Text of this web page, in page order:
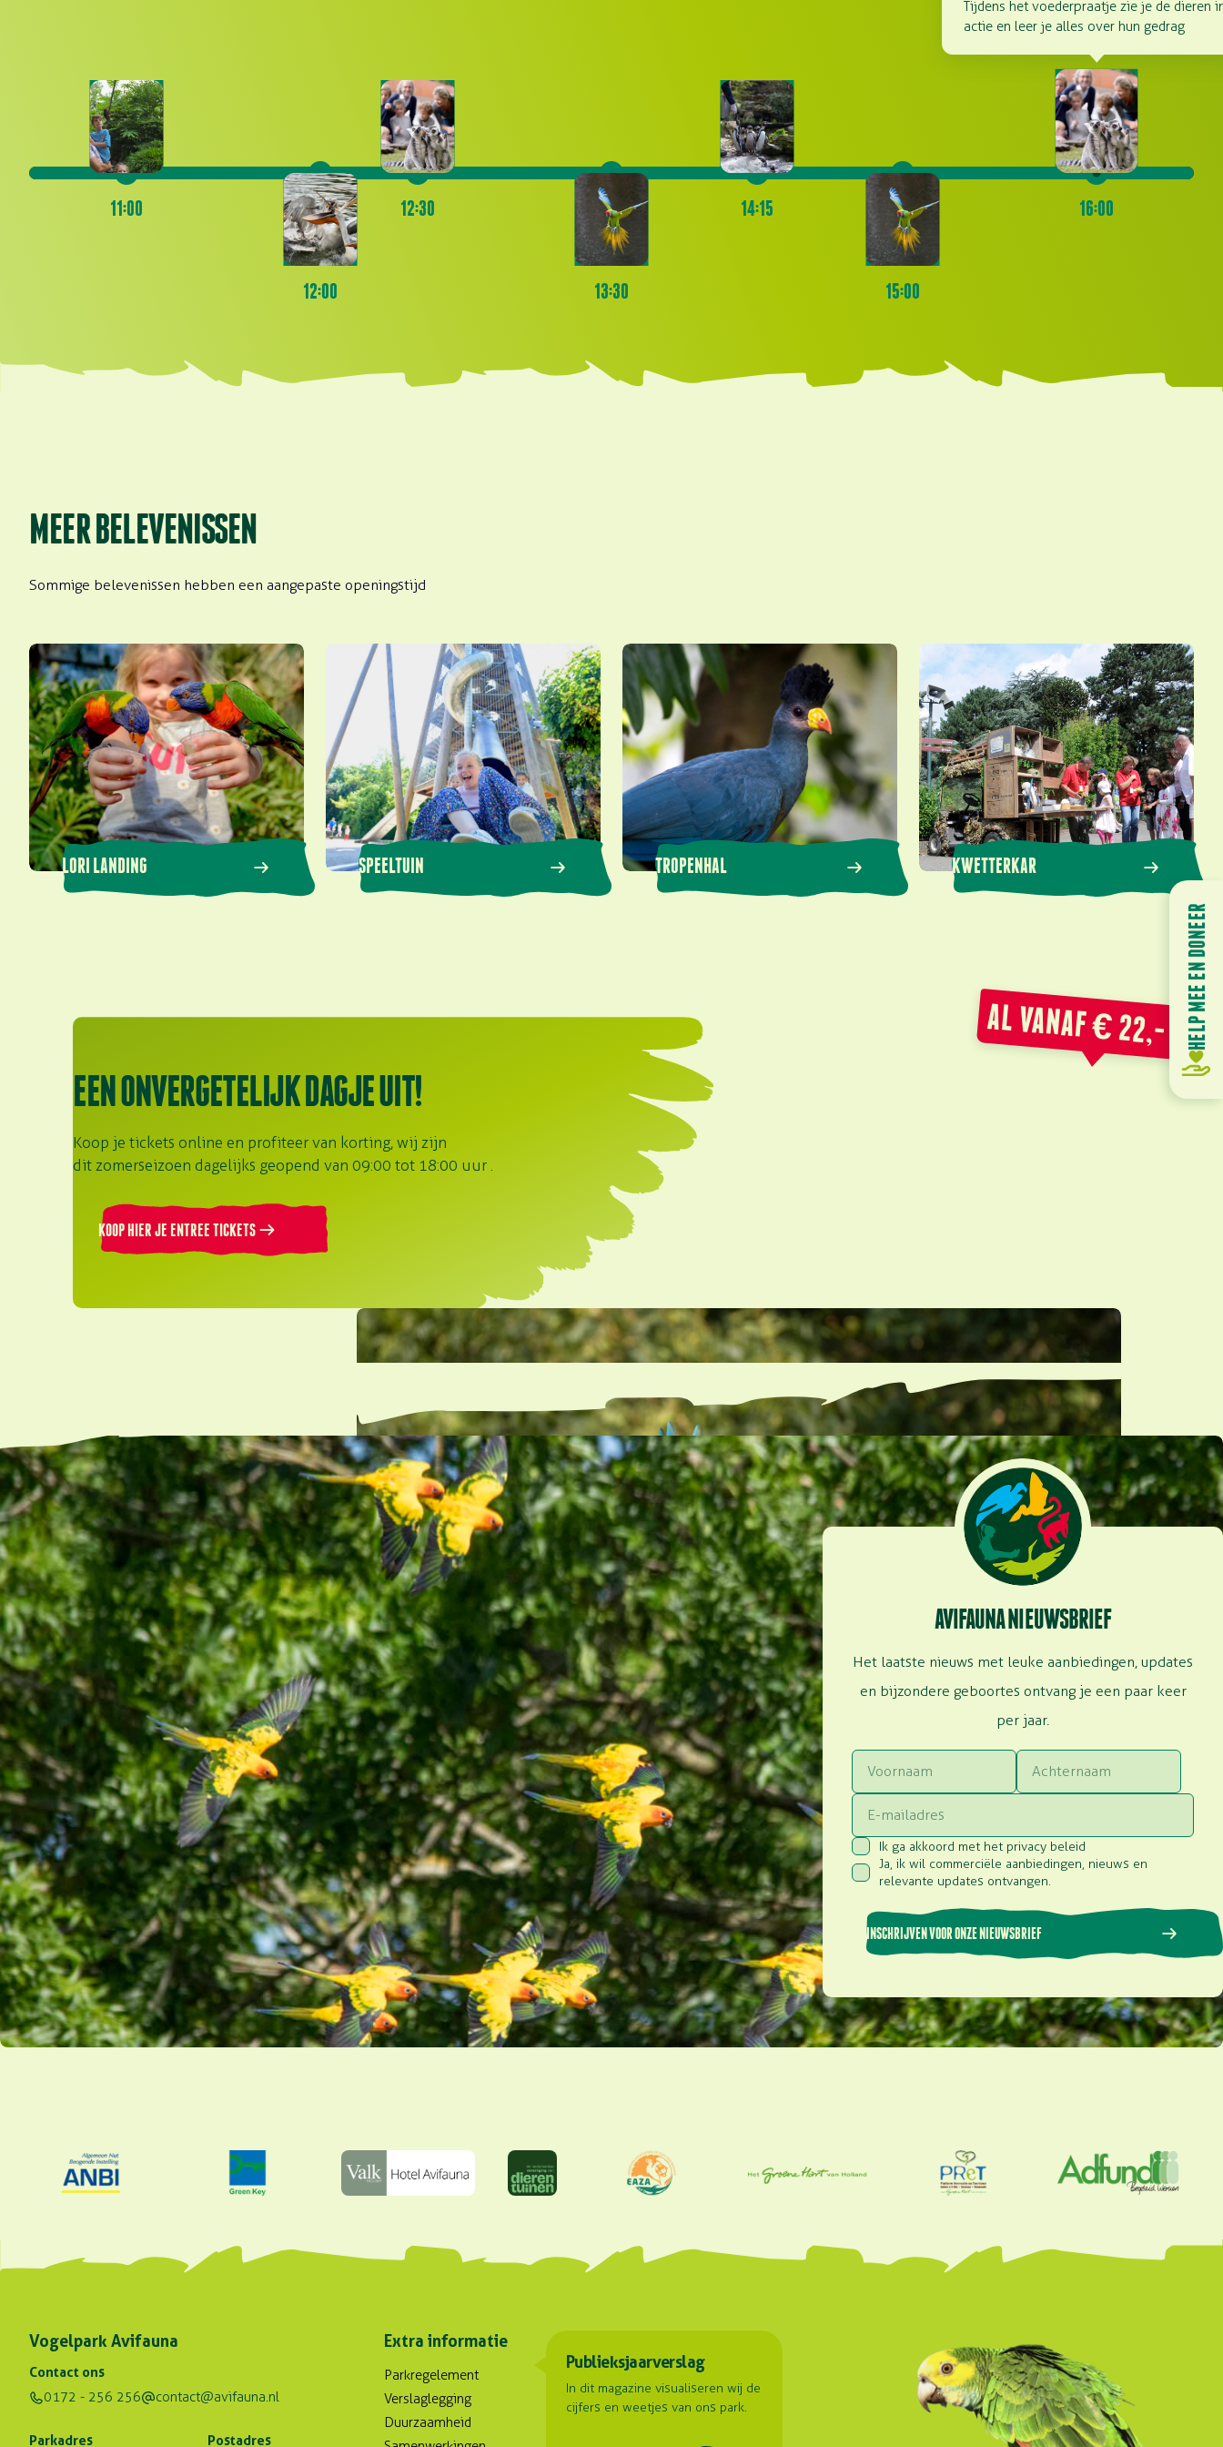
11:00
12:00
12:30
13:30
14:15
15:00
Tijdens het voederpraatje zie je de dieren
actie en leer je alles over hun gedrag
16:00
MEER BELEVENISSEN
Sommige belevenissen hebben een aangepaste openingstijd
LORI LANDING
Lori landing
SPEELTUIN
Speeltuin
TROPENHAL
Tropenhal
KWETTERKAR
Kwetterkar
AL VANAF € 22,- P.P.
EEN ONVERGETELIJK DAGJE UIT!
Koop je tickets online en profiteer van korting, wij zijn
dit zomerseizoen dagelijks geopend van 09:00 tot 18:00 uur .
KOOP HIER JE ENTREE TICKETS
AVIFAUNA NIEUWSBRIEF
Het laatste nieuws met leuke aanbiedingen, updates
en bijzondere geboortes ontvang je een paar keer
per jaar.
Voornaam Achternaam
Email
Consent (Vereist)
Ik ga akkoord met het privacy beleid
Consent(Vereist)
Ja, ik wil commerciële aanbiedingen, nieuws en
relevante updates ontvangen.
INSCHRIJVEN VOOR ONZE NIEUWSBRIEF
Vogelpark Avifauna
Contact ons
0172 - 256 256 contact@avifauna.nl
Parkadres Postadres
Extra informatie
Parkregelement
Verslaglegging
Duurzaamheid
Publieksjaarverslag
In dit magazine visualiseren wij de
cijfers en weetjes van ons park.
HELP MEE EN DONEER